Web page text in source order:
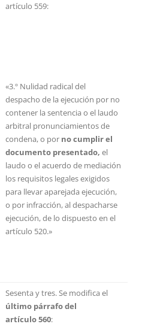
artículo 559:
«3.º Nulidad radical del
despacho de la ejecución por no
contener la sentencia o el laudo
arbitral pronunciamientos de
condena, o por no cumplir el
documento presentado, el
laudo o el acuerdo de mediación
los requisitos legales exigidos
para llevar aparejada ejecución,
o por infracción, al despacharse
ejecución, de lo dispuesto en el
artículo 520.»
Sesenta y tres. Se modifica el
último párrafo del
artículo 560: